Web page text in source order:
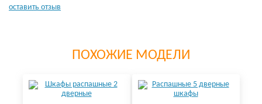
оставить отзыв
ПОХОЖИЕ МОДЕЛИ